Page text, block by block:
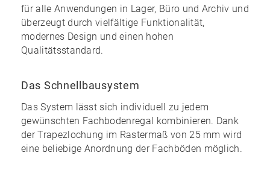
für alle Anwendungen in Lager, Büro und Archiv und
überzeugt durch vielfältige Funktionalität,
modernes Design und einen hohen
Qualitätsstandard.
Das Schnellbausystem
Das System lässt sich individuell zu jedem
gewünschten Fachbodenregal kombinieren. Dank
der Trapezlochung im Rastermaß von 25 mm wird
eine beliebige Anordnung der Fachböden möglich.